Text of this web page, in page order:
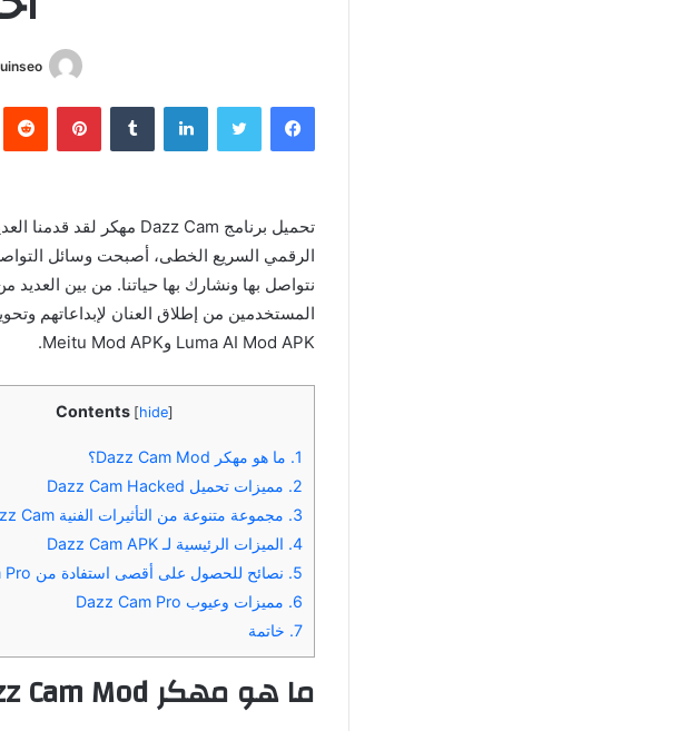
فيسبوك تويتر لينكدإن بينتيريست
الرقمي السريع الخطى، أصبحت وسائل
المستخدمين من إطلاق العنان لإبداعاتهم
Luma AI Mod APK وMeitu Mod APK.
Contents [hide]
1. ما هو مهكر Dazz Cam Mod؟
2. مميزات تحميل Dazz Cam Hacked
3. مجموعة متنوعة من التأثيرات الفنية Dazz Cam مهكر
4. الميزات الرئيسية لـ Dazz Cam APK
5. نصائح للحصول على أقصى استفادة من Dazz Cam Pro
6. مميزات وعيوب Dazz Cam Pro
7. خاتمة
ما هو مهكر Dazz Cam Mod؟